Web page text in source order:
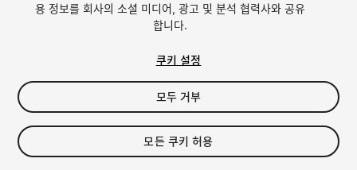
$15
세금/부가세는 결제 시 반영됩니다.
용 정보를 회사의 소셜 미디어, 광고 및 분석 협력사와 공유
합니다.
쿠키 설정
모두 거부
모든 쿠키 허용